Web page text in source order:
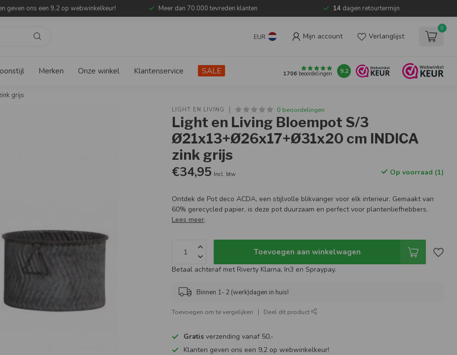
geven ons een 9,2 op webwinkelkeur! Meer dan 70.000 tevreden klanten 14 dagen retourtermijn
EUR Mijn account Verlanglijst
0
Merken Onze winkel Klantenservice SALE 1706 beoordelingen 9.2
grijs
LIGHT EN LIVING 0 beoordelingen
Light en Living Bloempot S/3
Ø21x13+Ø26x17+Ø31x20 cm INDICA
zink grijs
€34,95 Incl. btw Op voorraad (1)
Ontdek de Pot deco ACDA, een stijlvolle blikvanger voor elk interieur. Gemaakt van
60% gerecycled papier, is deze pot duurzaam en perfect voor plantenliefhebbers.
Lees meer.
Toevoegen aan winkelwagen
Betaal achteraf met Riverty Klarna, In3 en Spraypay.
Binnen 1- 2 (werk)dagen in huis!
Toevoegen om te vergelijken Deel dit product
Gratis verzending vanaf 50,-
Klanten geven ons een 9,2 op webwinkelkeur!